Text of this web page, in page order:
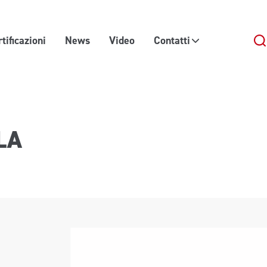
News Video Contatti